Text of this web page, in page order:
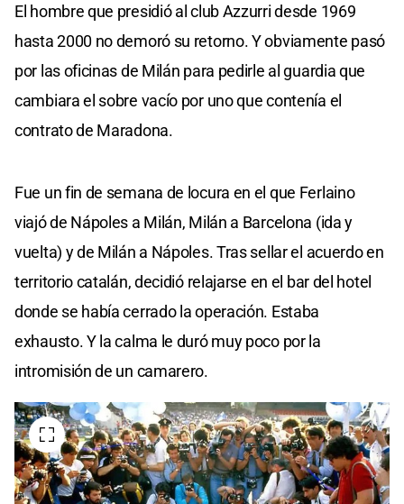
El hombre que presidió al club Azzurri desde 1969
hasta 2000 no demoró su retorno. Y obviamente pasó
por las oficinas de Milán para pedirle al guardia que
cambiara el sobre vacío por uno que contenía el
contrato de Maradona.
Fue un fin de semana de locura en el que Ferlaino
viajó de Nápoles a Milán, Milán a Barcelona (ida y
vuelta) y de Milán a Nápoles. Tras sellar el acuerdo en
territorio catalán, decidió relajarse en el bar del hotel
donde se había cerrado la operación. Estaba
exhausto. Y la calma le duró muy poco por la
intromisión de un camarero.